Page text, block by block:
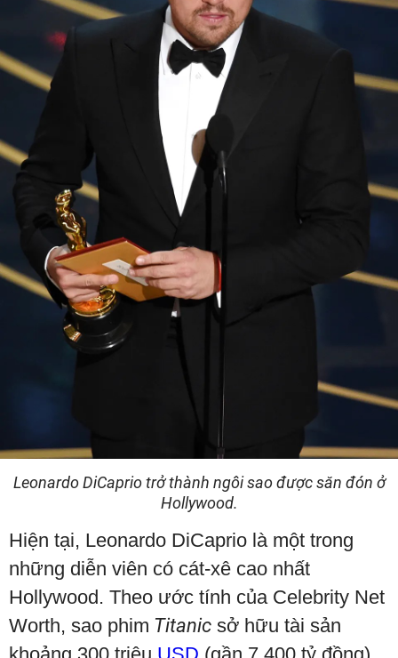
Leonardo DiCaprio trở thành ngôi sao được săn đón ở
Hollywood.
Hiện tại, Leonardo DiCaprio là một trong
những diễn viên có cát-xê cao nhất
Hollywood. Theo ước tính của Celebrity Net
Worth, sao phim Titanic sở hữu tài sản